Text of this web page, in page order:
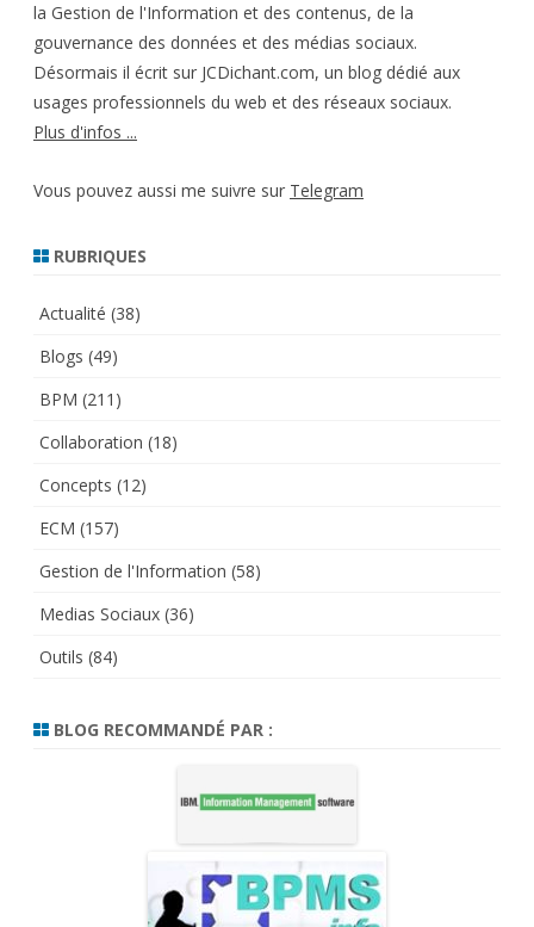
la Gestion de l'Information et des contenus, de la
gouvernance des données et des médias sociaux.
Désormais il écrit sur JCDichant.com, un blog dédié aux
usages professionnels du web et des réseaux sociaux.
Plus d'infos ...
Vous pouvez aussi me suivre sur Telegram
RUBRIQUES
Actualité (38)
Blogs (49)
BPM (211)
Collaboration (18)
Concepts (12)
ECM (157)
Gestion de l'Information (58)
Medias Sociaux (36)
Outils (84)
BLOG RECOMMANDÉ PAR :